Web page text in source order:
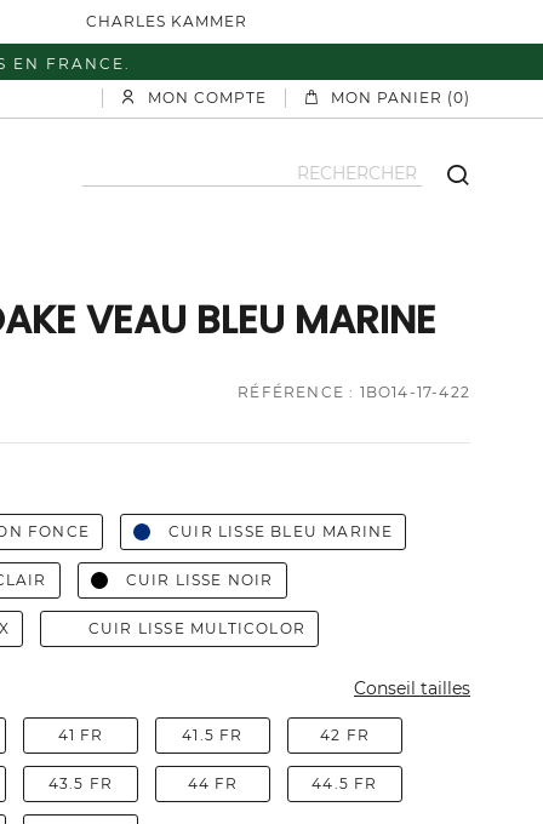
CHARLES KAMMER
EN FRANCE.
MON COMPTE
MON PANIER (0)
VEAU BLEU MARINE
RÉFÉRENCE : 1BO14-17-422
FONCE CUIR LISSE BLEU MARINE
CUIR LISSE NOIR
CUIR LISSE MULTICOLOR
Conseil tailles
41 FR 41.5 FR 42 FR
43.5 FR 44 FR 44.5 FR